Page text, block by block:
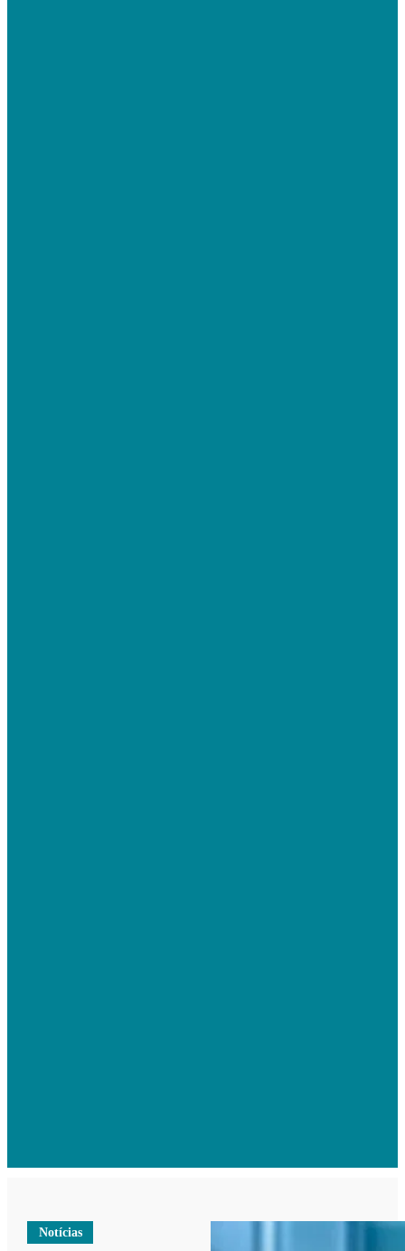
Notícias